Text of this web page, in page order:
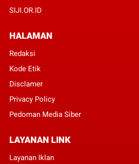
SIJI.OR.ID
HALAMAN
Redaksi
Kode Etik
Disclamer
Privacy Policy
Pedoman Media Siber
LAYANAN LINK
Layanan Iklan